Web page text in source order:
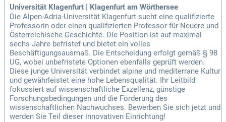
Universität Klagenfurt | Klagenfurt am Wörthersee
Die Alpen-Adria-Universität Klagenfurt sucht eine qualifizierte
Professorin oder einen qualifizierten Professor für Neuere und
Österreichische Geschichte. Die Position ist auf maximal
sechs Jahre befristet und bietet ein volles
Beschäftigungsausmaß. Die Entscheidung erfolgt gemäß § 98
UG, wobei unbefristete Optionen ebenfalls geprüft werden.
Diese junge Universität verbindet alpine und mediterrane Kultur
und gewährleistet eine hohe Lebensqualität. Ihr Leitbild
fokussiert auf wissenschaftliche Exzellenz, günstige
Forschungsbedingungen und die Förderung des
wissenschaftlichen Nachwuchses. Bewerben Sie sich jetzt und
werden Sie Teil dieser innovativen Einrichtung!